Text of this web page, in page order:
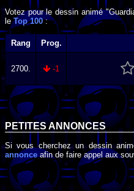
Votez pour le dessin animé
leTop 100:
Rang Prog.
2700. -1
PETITES ANNONCES
Si vous cherchez un dessin
annonce afin de faire appel aux